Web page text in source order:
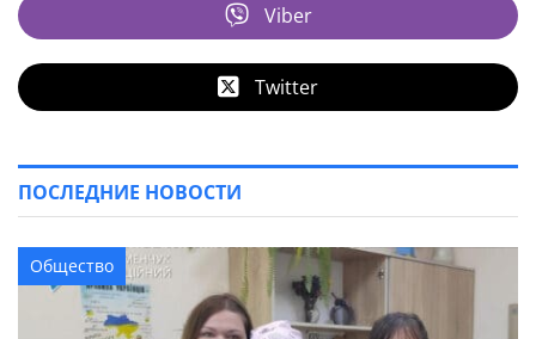
Viber
Twitter
ПОСЛЕДНИЕ НОВОСТИ
Общество